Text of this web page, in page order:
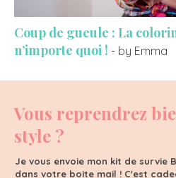
Coup de gueule : La
n’importe quoi ! - by Emma
Vous reprendrez
style ?
Je vous envoie mon kit de survie
dans votre boite mail ! C'est